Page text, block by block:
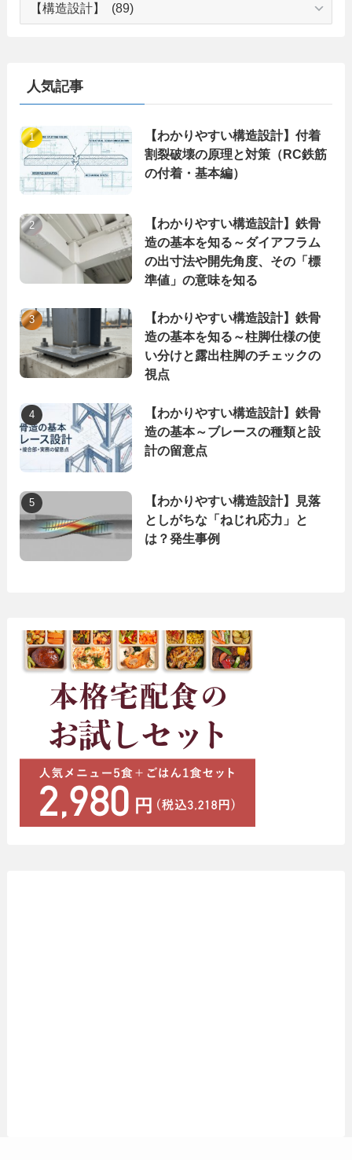
人気記事
【わかりやすい構造設計】付着
割裂破壊の原理と対策（RC鉄筋
の付着・基本編）
【わかりやすい構造設計】鉄骨
造の基本を知る～ダイアフラム
の出寸法や開先角度、その「標
準値」の意味を知る
【わかりやすい構造設計】鉄骨
造の基本を知る～柱脚仕様の使
い分けと露出柱脚のチェックの
視点
【わかりやすい構造設計】鉄骨
造の基本～ブレースの種類と設
計の留意点
【わかりやすい構造設計】見落
としがちな「ねじれ応力」と
は？発生事例